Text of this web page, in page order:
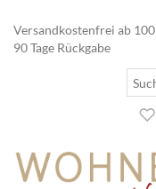
Versandkostenfrei ab
90 Tage Rückgabe